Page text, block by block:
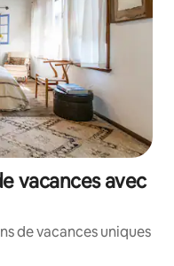
vacances avec
de vacances uniques